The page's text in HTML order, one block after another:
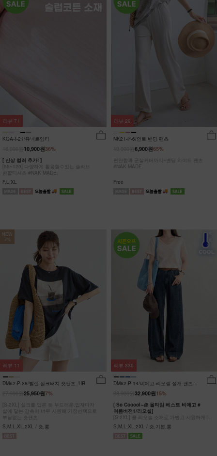
KOA-T-21/유넥트임티
36%
10,900원
[ 신상 컬러 추가! ]
[55~120] 다양하게 활용할수있는 슬라브
반팔티셔츠 #NAK MADE.
F,L,XL
리뷰 71
NK21-P-6/인트 밴딩 팬츠
65%
6,900원
편안함과 군살커버까지~밴딩 와이드 팬츠
#NAK MADE.
Free
리뷰 29
NEW
7%
DM62-P-28/발렌 실크터치 숏팬츠_HR
7%
25,950원
[S-2XL] 실크를 입은 듯 부드러운,입자마자
살에 닿는 감촉이 너무 시원해!기장선택으로
부담없는 숏팬츠
S,M,L,XL,2XL / 숏,롱
리뷰 11
DM62-P-14/비에고 리오셀 절개 팬츠
15%
32,900원
[ So Cooool~🧊 올타임 베스트 비에고 #
여름버전1/리오셀]
[S-2XL] 쿨 리오셀 소재로 가볍고 시원하게!
사이드 절개 쿨링 데님팬츠
S,M,L,XL,2XL / 숏,기본,롱
리뷰 330